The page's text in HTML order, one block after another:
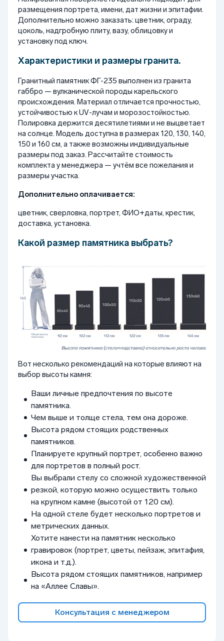
размещения портрета, имени, дат жизни и эпитафии.
Дополнительно можно заказать: цветник, ограду,
цоколь, надгробную плиту, вазу, облицовку и
установку под ключ.
Характеристики и размеры гранита.
Гранитный памятник ФГ-235 выполнен из гранита
габбро — вулканической породы карельского
происхождения. Материал отличается прочностью,
устойчивостью к UV-лучам и морозостойкостью.
Полировка держится десятилетиями и не выцветает
на солнце. Модель доступна в размерах 120, 130, 140,
150 и 160 см, а также возможны индивидуальные
размеры под заказ. Рассчитайте стоимость
комплекта у менеджера — учтём все пожелания и
размеры участка.
Дополнительно оплачивается:
цветник, сверловка, портрет, ФИО+даты, крестик,
доставка, установка.
Какой размер памятника выбрать?
Вот несколько рекомендаций на которые влияют на
выбор высоты камня:
Ваши личные предпочтения по высоте
памятника.
Чем выше и толще стела, тем она дороже.
Высота рядом стоящих родственных
памятников.
Планируете крупный портрет, особенно важно
для портретов в полный рост.
Вы выбрали стелу со сложной художественной
резкой, которую можно осуществить только
на крупном камне (высотой от 120 см).
На одной стеле будет несколько портретов и
метрических данных.
Хотите нанести на памятник несколько
гравировок (портрет, цветы, пейзаж, эпитафия,
икона и т.д.).
Высота рядом стоящих памятников, например
на «Аллее Славы».
Консультация с менеджером